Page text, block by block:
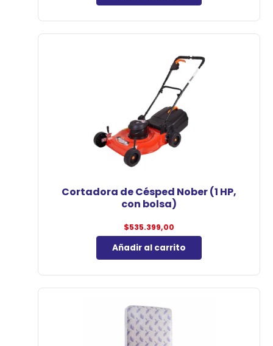
Cortadora de Césped Nober (1 HP,
con bolsa)
$535.399,00
Añadir al carrito